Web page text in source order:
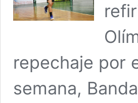
repechaje por
semana,